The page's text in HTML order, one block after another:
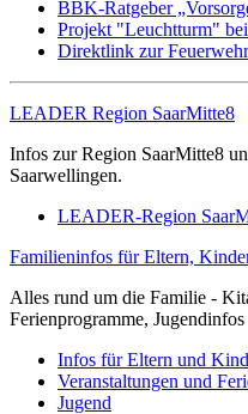
BBK-Ratgeber
Projekt "Leuchtturm"
Direktlink zur
LEADER Region SaarMitte8
Infos zur Region SaarMitte8
Saarwellingen.
LEADER-Region
Familieninfos für Eltern,
Alles rund um die Familie -
Ferienprogramme, Jugendinfos
Infos für Eltern und
Veranstaltungen und
Jugend